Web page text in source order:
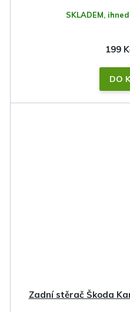
SKLADEM,
199
DO
Zadní stěrač Škoda